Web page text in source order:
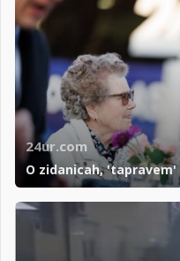
24ur.com
O zidanicah,